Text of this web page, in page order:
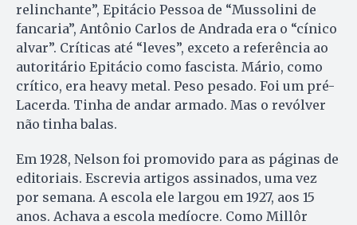
relinchante”, Epitácio Pessoa de “Mussolini de
fancaria”, Antônio Carlos de Andrada era o “cínico
alvar”. Críticas até “leves”, exceto a referência ao
autoritário Epitácio como fascista. Mário, como
crítico, era heavy metal. Peso pesado. Foi um pré-
Lacerda. Tinha de andar armado. Mas o revólver
não tinha balas.
Em 1928, Nelson foi promovido para as páginas de
editoriais. Escrevia artigos assinados, uma vez
por semana. A escola ele largou em 1927, aos 15
anos. Achava a escola medíocre. Como Millôr